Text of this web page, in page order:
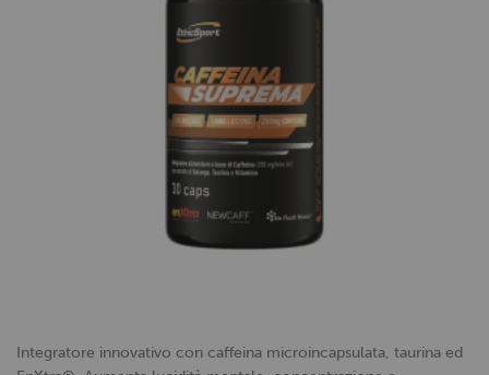
Integratore innovativo con caffeina microincapsulata, taurina ed